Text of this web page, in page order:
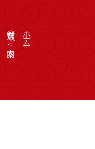
ホーム
店舗のご案内